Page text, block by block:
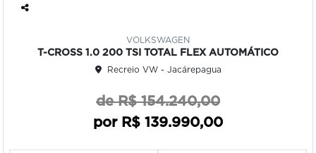
VOLKSWAGEN
T-CROSS 1.0 200 TSI TOTAL FLEX AUTOMÁTICO
Recreio VW - Jacárepagua
de R$ 154.240,00
por R$ 139.990,00